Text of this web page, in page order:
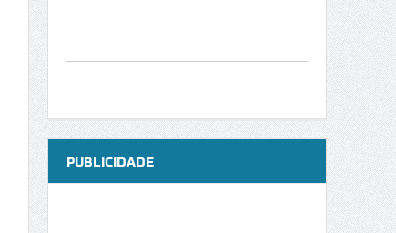
PUBLICIDADE